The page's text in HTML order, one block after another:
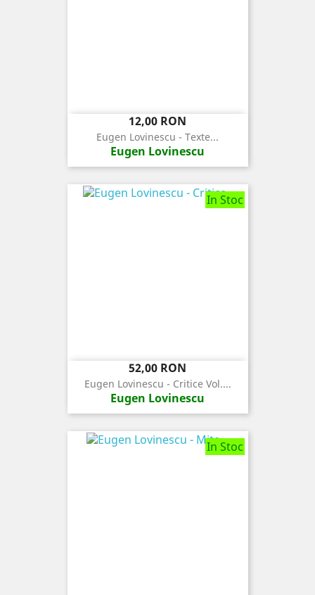
Pret
12,00 RON
Eugen Lovinescu - Texte...
Eugen Lovinescu
In Stoc
Pret
52,00 RON
Eugen Lovinescu - Critice Vol....
Eugen Lovinescu
In Stoc